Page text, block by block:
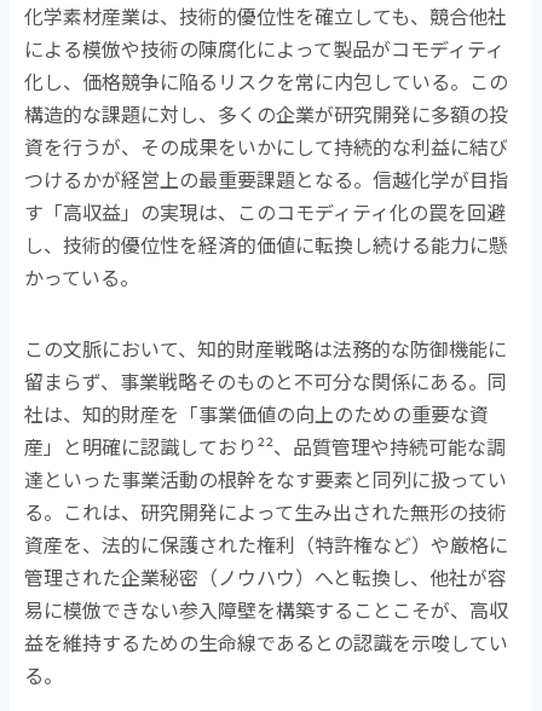
化学素材産業は、技術的優位性を確立しても、競合他社
による模倣や技術の陳腐化によって製品がコモディティ
化し、価格競争に陥るリスクを常に内包している。この
構造的な課題に対し、多くの企業が研究開発に多額の投
資を行うが、その成果をいかにして持続的な利益に結び
つけるかが経営上の最重要課題となる。信越化学が目指
す「高収益」の実現は、このコモディティ化の罠を回避
し、技術的優位性を経済的価値に転換し続ける能力に懸
かっている。
この文脈において、知的財産戦略は法務的な防御機能に
留まらず、事業戦略そのものと不可分な関係にある。同
社は、知的財産を「事業価値の向上のための重要な資
産」と明確に認識しており²²、品質管理や持続可能な調
達といった事業活動の根幹をなす要素と同列に扱ってい
る。これは、研究開発によって生み出された無形の技術
資産を、法的に保護された権利（特許権など）や厳格に
管理された企業秘密（ノウハウ）へと転換し、他社が容
易に模倣できない参入障壁を構築することこそが、高収
益を維持するための生命線であるとの認識を示唆してい
る。